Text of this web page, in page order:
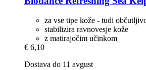
za vse tipe kože - tudi
stabilizira ravnovesje kože
z matirajočim učinkom
€ 6,10
Dostava do 11 avgust